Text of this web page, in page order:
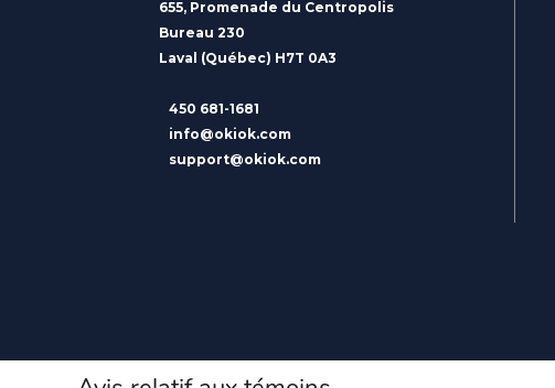
655, Promenade du Centropolis
Bureau 230
Laval (Québec) H7T 0A3
450 681-1681
info@okiok.com
support@okiok.com